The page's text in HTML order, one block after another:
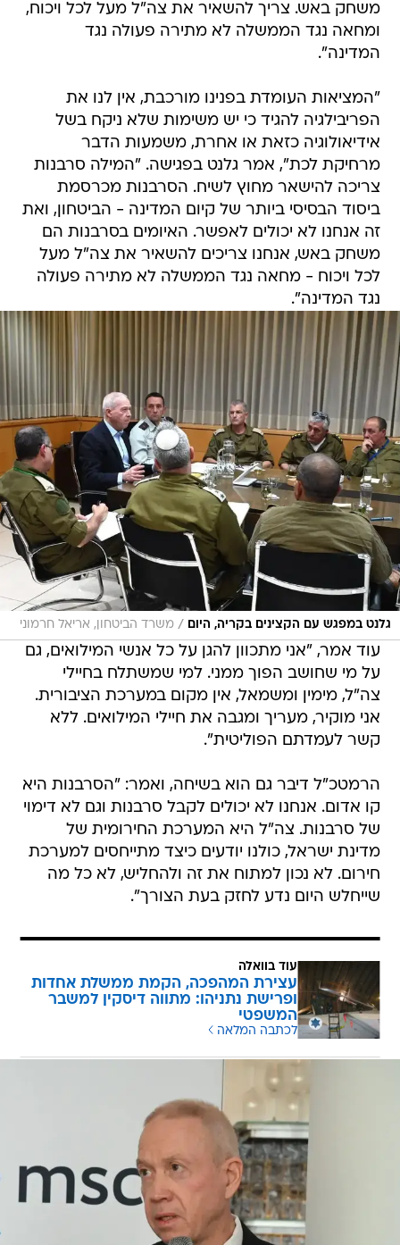
משחק באש. צריך להשאיר את צה"ל מעל לכל ויכוח,
ומחאה נגד הממשלה לא מתירה פעולה נגד
המדינה".
"המציאות העומדת בפנינו מורכבת, אין לנו את
הפריבילגיה להגיד כי יש משימות שלא ניקח בשל
אידיאולוגיה כזאת או אחרת, משמעות הדבר
מרחיקת לכת", אמר גלנט בפגישה. "המילה סרבנות
צריכה להישאר מחוץ לשיח. הסרבנות מכרסמת
ביסוד הבסיסי ביותר של קיום המדינה - הביטחון, ואת
זה אנחנו לא יכולים לאפשר. האיומים בסרבנות הם
משחק באש, אנחנו צריכים להשאיר את צה"ל מעל
לכל ויכוח - מחאה נגד הממשלה לא מתירה פעולה
נגד המדינה".
גלנט במפגש עם הקצינים בקריה, היום / משרד הביטחון, אריאל חרמוני
עוד אמר, "אני מתכוון להגן על כל אנשי המילואים, גם
על מי שחושב הפוך ממני. למי שמשתלח בחיילי
צה"ל, מימין ומשמאל, אין מקום במערכת הציבורית.
אני מוקיר, מעריך ומגבה את חיילי המילואים. ללא
קשר לעמדתם הפוליטית".
הרמטכ"ל דיבר גם הוא בשיחה, ואמר: "הסרבנות היא
קו אדום. אנחנו לא יכולים לקבל סרבנות וגם לא דימוי
של סרבנות. צה"ל היא המערכת החירומית של
מדינת ישראל, כולנו יודעים כיצד מתייחסים למערכת
חירום. לא נכון למתוח את זה ולהחליש, לא כל מה
שייחלש היום נדע לחזק בעת הצורך".
עוד בוואלה
עצירת המהפכה, הקמת ממשלת אחדות
ופרישת נתניהו: מתווה דיסקין למשבר
המשפטי
לכתבה המלאה